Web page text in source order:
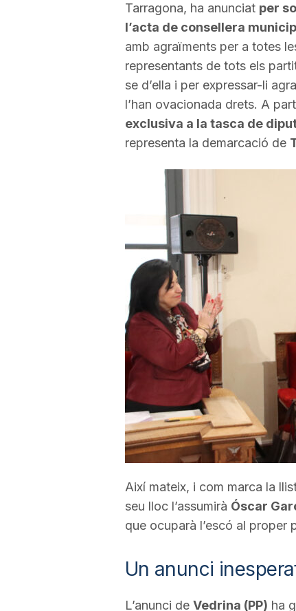
t
d
e
T
r
a
g
o
Tarragona, ha anunciat per
l’acta de consellera
amb agraïments per a totes
representants de tots els
se d’ella i per expressar-li
l’han ovacionada drets. A
exclusiva a la tasca de
representa la demarcació de
Així mateix, i com marca la
seu lloc l’assumirà Óscar
que ocuparà l’escó al proper
Un anunci
L’anunci de Vedrina (PP) ha